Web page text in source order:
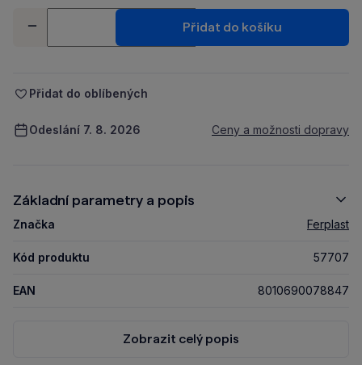
-
+
Přidat do košíku
Přidat do oblíbených
Odeslání 7. 8. 2026 Ceny a možnosti dopravy
Základní parametry a popis
Značka Ferplast
Kód produktu 57707
EAN 8010690078847
Zobrazit celý popis